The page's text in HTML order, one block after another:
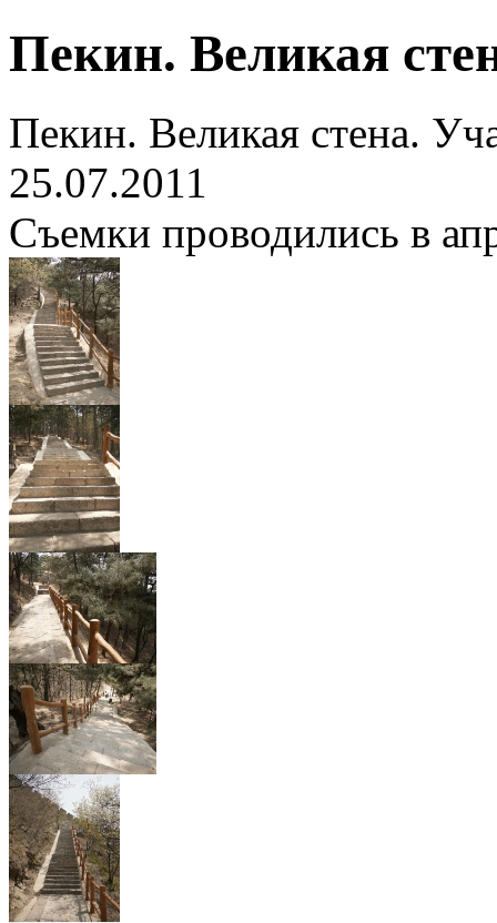
Пекин. Великая
Пекин. Великая стена.
25.07.2011
Съемки проводились в